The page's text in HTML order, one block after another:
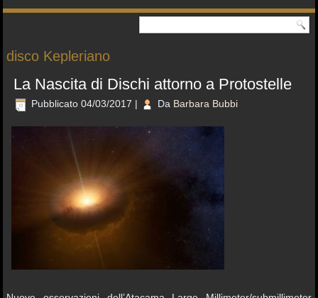
disco Kepleriano
La Nascita di Dischi attorno a Protostelle
Pubblicato 04/03/2017 | Da Barbara Bubbi